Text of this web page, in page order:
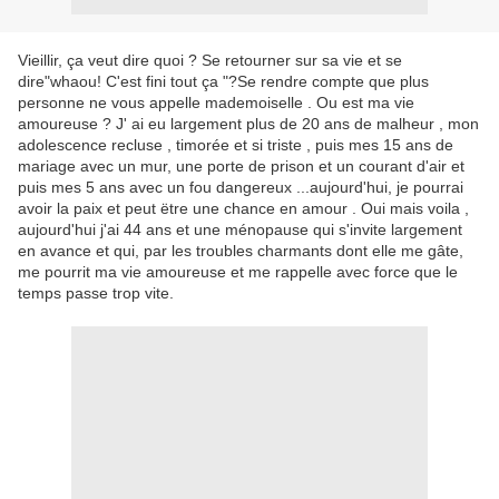
Vieillir, ça veut dire quoi ? Se retourner sur sa vie et se
dire"whaou! C'est fini tout ça "?Se rendre compte que plus
personne ne vous appelle mademoiselle . Ou est ma vie
amoureuse ? J' ai eu largement plus de 20 ans de malheur , mon
adolescence recluse , timorée et si triste , puis mes 15 ans de
mariage avec un mur, une porte de prison et un courant d'air et
puis mes 5 ans avec un fou dangereux ...aujourd'hui, je pourrai
avoir la paix et peut ëtre une chance en amour . Oui mais voila ,
aujourd'hui j'ai 44 ans et une ménopause qui s'invite largement
en avance et qui, par les troubles charmants dont elle me gâte,
me pourrit ma vie amoureuse et me rappelle avec force que le
temps passe trop vite.